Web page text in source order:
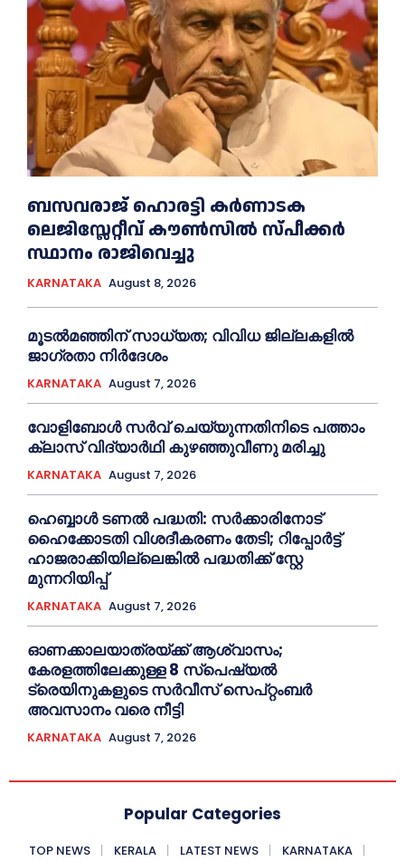
ബസവരാജ് ഹൊരട്ടി കർണാടക
ലെജിസ്ലേറ്റീവ് കൗൺസിൽ സ്പീക്കർ
സ്ഥാനം രാജിവെച്ചു
KARNATAKA August 8, 2026
മൂടൽമഞ്ഞിന് സാധ്യത; വിവിധ ജില്ലകളിൽ
ജാഗ്രതാ നിർദേശം
KARNATAKA August 7, 2026
വോളിബോൾ സർവ് ചെയ്യുന്നതിനിടെ പത്താം
ക്ലാസ് വിദ്യാർഥി കുഴഞ്ഞുവീണു മരിച്ചു
KARNATAKA August 7, 2026
ഹെബ്ബാൾ ടണൽ പദ്ധതി: സർക്കാരിനോട്
ഹൈക്കോടതി വിശദീകരണം തേടി; റിപ്പോർട്ട്
ഹാജരാക്കിയില്ലെങ്കിൽ പദ്ധതിക്ക് സ്റ്റേ
മുന്നറിയിപ്പ്
KARNATAKA August 7, 2026
ഓണക്കാലയാത്രയ്ക്ക് ആശ്വാസം;
കേരളത്തിലേക്കുള്ള 8 സ്പെഷ്യൽ
ട്രെയിനുകളുടെ സർവീസ് സെപ്റ്റംബർ
അവസാനം വരെ നീട്ടി
KARNATAKA August 7, 2026
Popular Categories
TOP NEWS KERALA LATEST NEWS
KARNATAKA